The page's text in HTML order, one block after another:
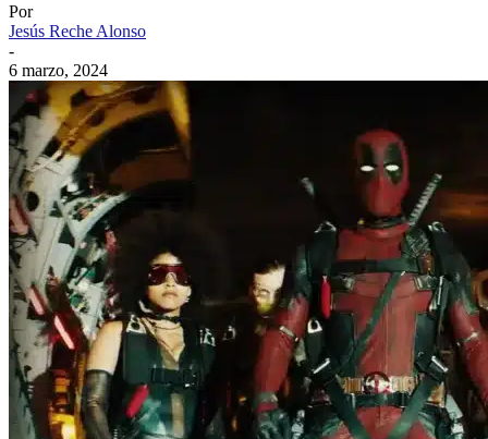
Por
Jesús Reche Alonso
-
6 marzo, 2024